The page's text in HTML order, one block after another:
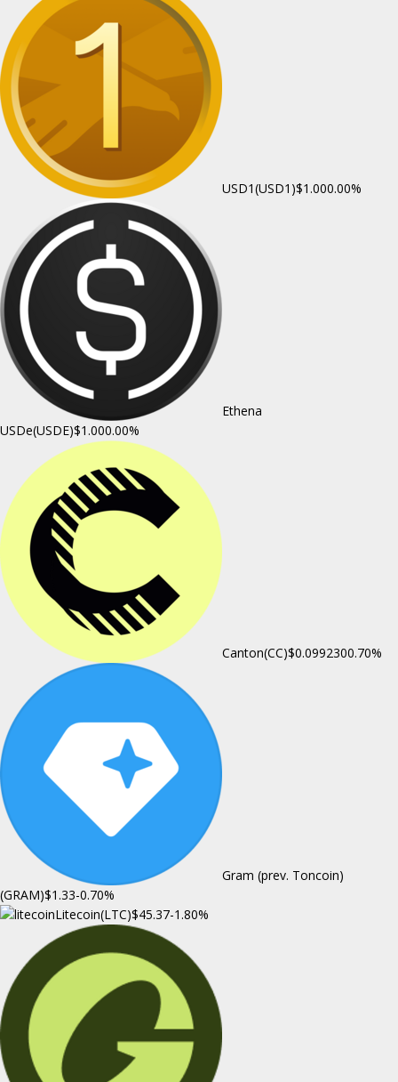
USD1(USD1)$1.000.00%
Ethena
USDe(USDE)$1.000.00%
Canton(CC)$0.0992300.70%
Gram (prev. Toncoin)
(GRAM)$1.33-0.70%
Litecoin(LTC)$45.37-1.80%